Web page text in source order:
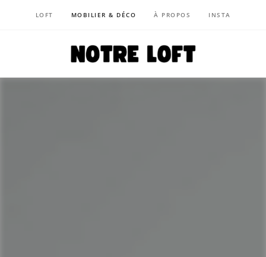
LOFT MOBILIER & DÉCO À PROPOS INSTA
NOTRE LOFT